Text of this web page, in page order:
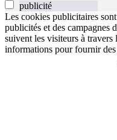
publicité
Les cookies publicitaires
publicités et des campagnes
suivent les visiteurs à travers
informations pour fournir